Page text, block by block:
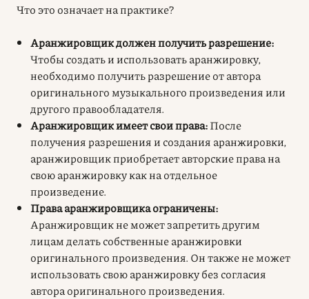
Что это означает на практике?
Аранжировщик должен получить разрешение:
Чтобы создать и использовать аранжировку,
необходимо получить разрешение от автора
оригинального музыкального произведения или
другого правообладателя.
Аранжировщик имеет свои права:После
получения разрешения и создания аранжировки,
аранжировщик приобретает авторские права на
свою аранжировку как на отдельное
произведение.
Права аранжировщика ограничены:
Аранжировщик не может запретить другим
лицам делать собственные аранжировки
оригинального произведения. Он также не может
использовать свою аранжировку без согласия
автора оригинального произведения.